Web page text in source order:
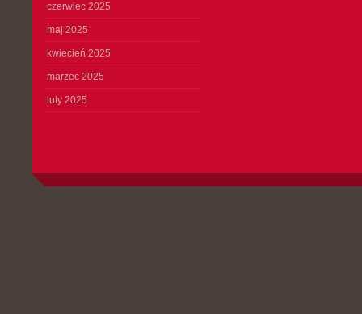
czerwiec 2025
maj 2025
kwiecień 2025
marzec 2025
luty 2025